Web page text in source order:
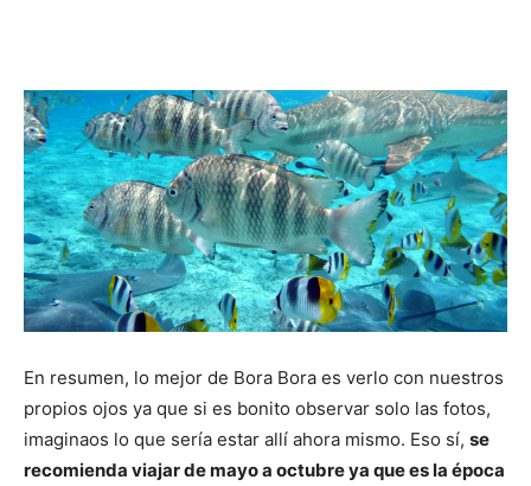
En resumen, lo mejor de Bora Bora es verlo con nuestros
propios ojos ya que si es bonito observar solo las fotos,
imaginaos lo que sería estar allí ahora mismo. Eso sí, se
recomienda viajar de mayo a octubre ya que es la época